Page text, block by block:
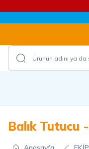
Balık Tutucu